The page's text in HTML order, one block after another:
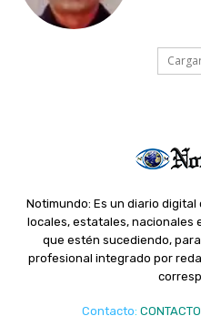
Notimundo: Es un diario
locales, estatales, nacionales
que estén sucediendo,
profesional integrado por
Contacto: